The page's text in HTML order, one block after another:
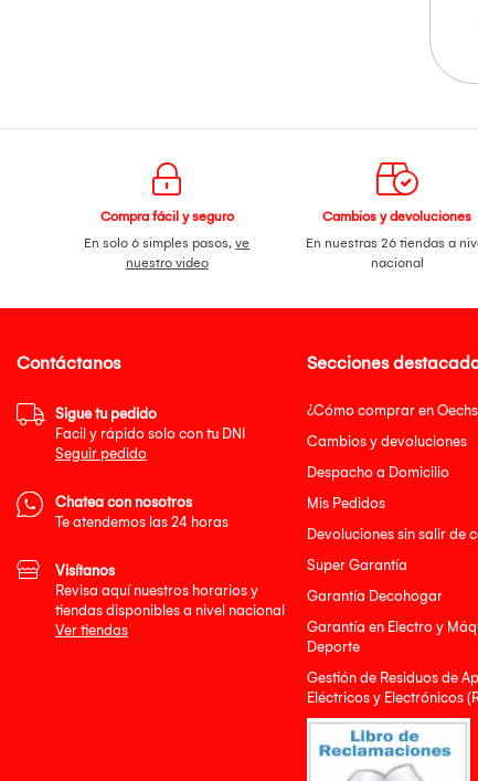
Compra fácil y seguro
En solo 6 simples pasos,ve
nuestro video
Cambios y devoluciones
En nuestras 26 tiendas a
nacional
Secciones
¿Cómo comprar en
Cambios y devoluciones
Despacho a Domicilio
Mis Pedidos
Devoluciones sin salir de
Super Garantía
Garantía Decohogar
Garantía en Electro y
Deporte
Gestión de Residuos de
Eléctricos y Electrónicos
Contáctanos
Sigue tu pedido
Facil y rápido solo con tu DNI
Seguir pedido
Chatea con nosotros
Te atendemos las 24 horas
Visítanos
Revisa aquí nuestros horarios y
tiendas disponibles a nivel nacional
Ver tiendas